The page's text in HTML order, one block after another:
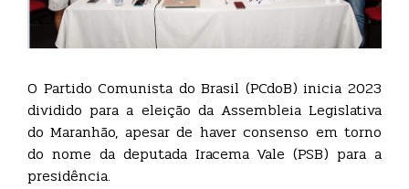
O Partido Comunista do Brasil (PCdoB) inicia 2023
dividido para a eleição da Assembleia Legislativa
do Maranhão, apesar de haver consenso em torno
do nome da deputada Iracema Vale (PSB) para a
presidência.